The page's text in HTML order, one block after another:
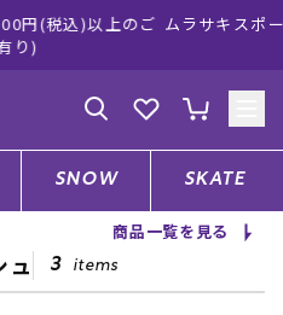
オンラインショップ 新作続々入
い物をお楽しみください♪
会員登録
一覧
SNOW SKATE
商品一覧を見る
3 items